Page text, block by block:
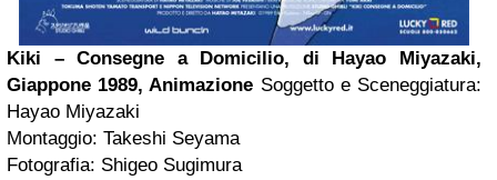
Kiki – Consegne a Domicilio, di Hayao Miyazaki,
Giappone 1989, Animazione Soggetto e Sceneggiatura:
Hayao Miyazaki
Montaggio: Takeshi Seyama
Fotografia: Shigeo Sugimura